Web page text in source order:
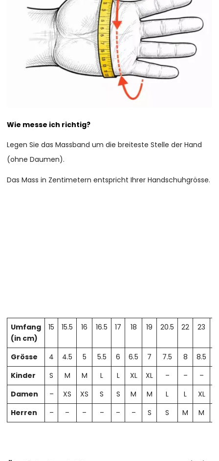
Wie messe ich richtig?
Legen Sie das Massband um die breiteste Stelle der Hand
(ohne Daumen).
Das Mass in Zentimetern entspricht Ihrer Handschuhgrösse.
Umfang
(in cm)
15 15.5 16 16.5 17 18 19 20.5 22 23
Grösse 4 4.5 5 5.5 6 6.5 7 7.5 8 8.5
Kinder
S M M L L XL XL – – –
Damen
– XS XS S S M M L L XL
Herren
– – – – – – S S M M